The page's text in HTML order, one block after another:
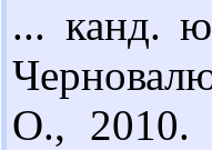
... канд.
О.,